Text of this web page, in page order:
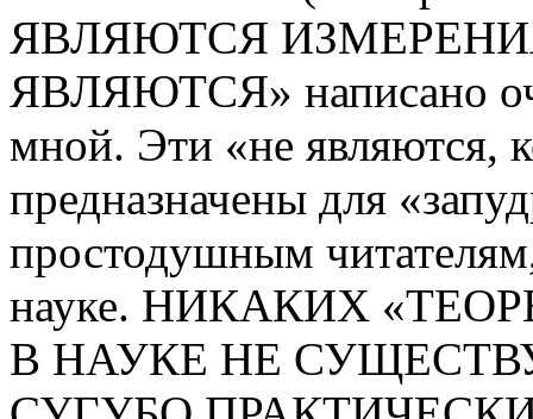
ЯВЛЯЮТСЯ
ЯВЛЯЮТСЯ» написано
мной. Эти «не являются,
предназначены для
простодушным
науке. НИКАКИХ
В НАУКЕ НЕ